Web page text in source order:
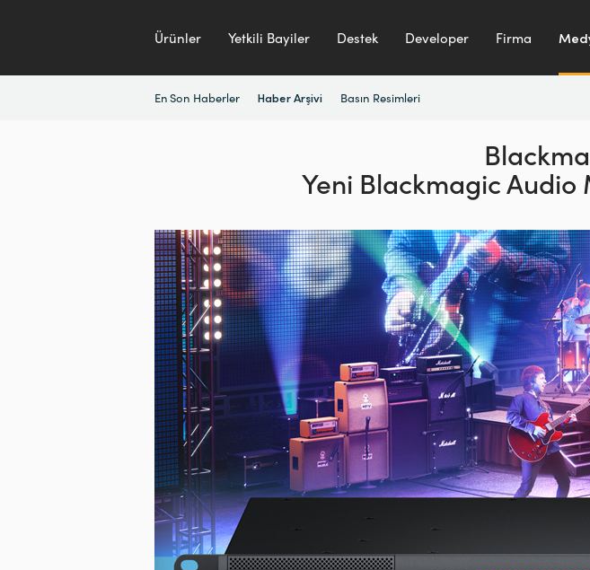
Ürünler Yetkili Bayiler Destek Developer Firma
En Son Haberler Haber Arşivi Basın Resimleri
Yeni Blackmagic Audio